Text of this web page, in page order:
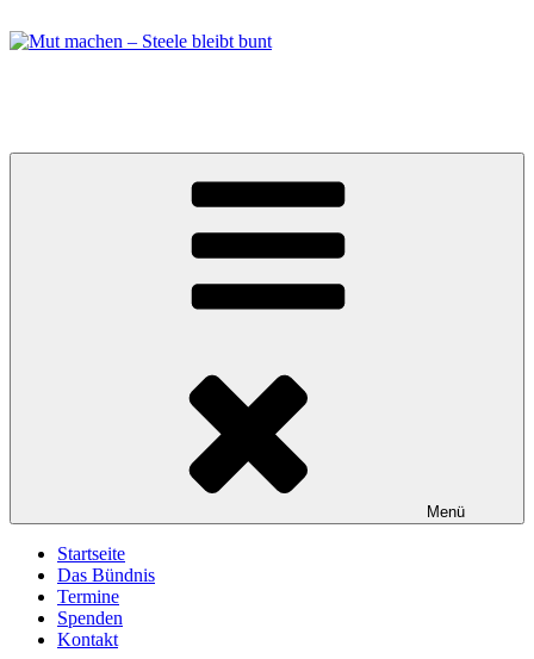
Inhalt
Menü
Startseite
Das Bündnis
Termine
Spenden
Kontakt